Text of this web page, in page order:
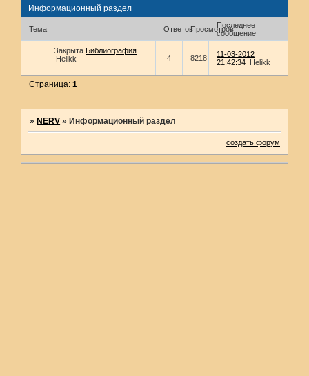
Информационный раздел
Тема ОтветовПросмотровПоследнее
сообщение
Закрыта Библиография
Helikk
4 8218
11-03-2012
21:42:34
Helikk
Страница:1
»NERV »Информационный раздел
создать форум